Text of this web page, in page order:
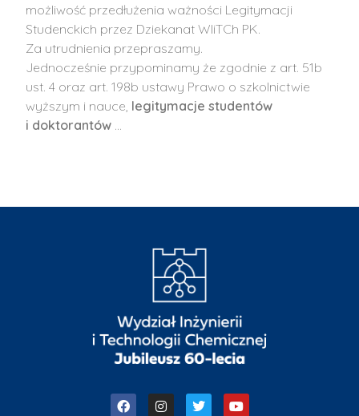
możliwość przedłużenia ważności Legitymacji
Studenckich przez Dziekanat WIiTCh PK.
Za utrudnienia przepraszamy.
Jednocześnie przypominamy że zgodnie z art. 51b
ust. 4 oraz art. 198b ustawy Prawo o szkolnictwie
wyższym i nauce, legitymacje studentów
i doktorantów …